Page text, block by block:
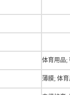
体育用品;
薄膜; 体